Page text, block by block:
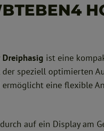
Dreiphasig ist eine
speziell optimierten
ermöglicht eine flexible
auf ein Display am